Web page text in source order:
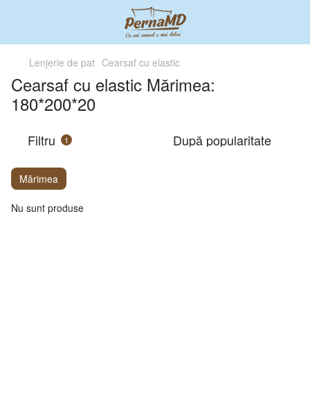
Lenjerie de pat Cearsaf cu elastic
Cearsaf cu elastic Mărimea:
180*200*20
Filtru 1 După popularitate
Mărimea
Nu sunt produse